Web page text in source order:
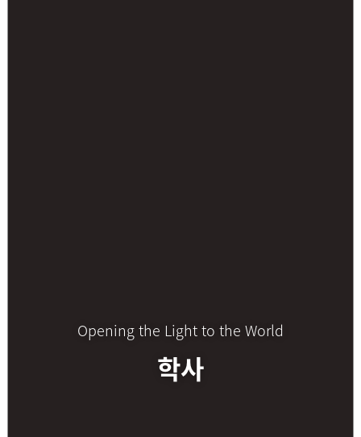
Opening the Light to the World
학사